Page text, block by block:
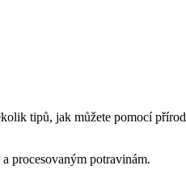
tipů, jak můžete pomocí
procesovaným potravinám.